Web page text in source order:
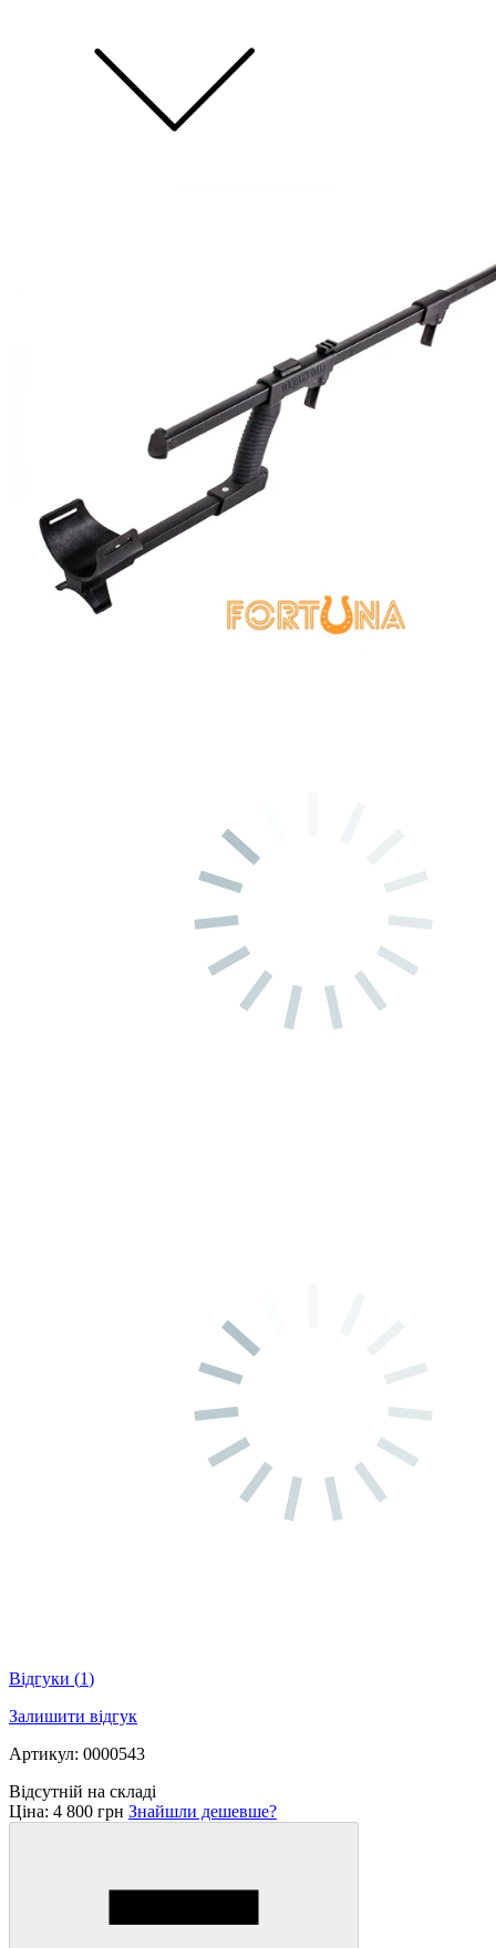
Відгуки (1)
Залишити відгук
Артикул: 0000543
Відсутній на складі
Ціна: 4 800 грн Знайшли дешевше?